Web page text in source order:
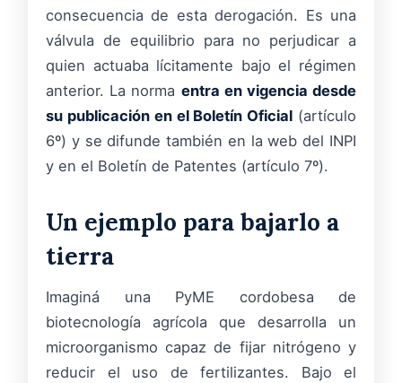
consecuencia de esta derogación. Es una
válvula de equilibrio para no perjudicar a
quien actuaba lícitamente bajo el régimen
anterior. La norma entra en vigencia desde
su publicación en el Boletín Oficial (artículo
6º) y se difunde también en la web del INPI
y en el Boletín de Patentes (artículo 7º).
Un ejemplo para bajarlo a
tierra
Imaginá una PyME cordobesa de
biotecnología agrícola que desarrolla un
microorganismo capaz de fijar nitrógeno y
reducir el uso de fertilizantes. Bajo el